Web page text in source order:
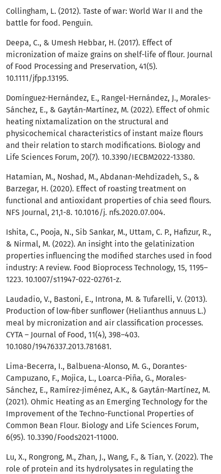
Collingham, L. (2012). Taste of war: World War II and the
battle for food. Penguin.
Deepa, C., & Umesh Hebbar, H. (2017). Effect of
micronization of maize grains on shelf-life of flour. Journal
of Food Processing and Preservation, 41(5).
10.1111/jfpp.13195.
Domínguez-Hernández, E., Rangel-Hernández, J., Morales-
Sánchez, E., & Gaytán-Martínez, M. (2022). Effect of ohmic
heating nixtamalization on the structural and
physicochemical characteristics of instant maize flours
and their relation to starch modifications. Biology and
Life Sciences Forum, 20(7). 10.3390/IECBM2022-13380.
Hatamian, M., Noshad, M., Abdanan-Mehdizadeh, S., &
Barzegar, H. (2020). Effect of roasting treatment on
functional and antioxidant properties of chia seed flours.
NFS Journal, 21,1-8. 10.1016/j. nfs.2020.07.004.
Ishita, C., Pooja, N., Sib Sankar, M., Uttam, C. P., Hafizur, R.,
& Nirmal, M. (2022). An insight into the gelatinization
properties influencing the modified starches used in food
industry: A review. Food Bioprocess Technology, 15, 1195–
1223. 10.1007/s11947-022-02761-z.
Laudadio, V., Bastoni, E., Introna, M. & Tufarelli, V. (2013).
Production of low-fiber sunflower (Helianthus annuus L.)
meal by micronization and air classification processes.
CYTA – Journal of Food, 11(4), 398–403.
10.1080/19476337.2013.781681.
Lima-Becerra, I., Balbuena-Alonso, M. G., Dorantes-
Campuzano, F., Mojica, L., Loarca-Piña, G., Morales-
Sánchez, E., Ramírez-Jiménez, A.K., & Gaytán-Martínez, M.
(2021). Ohmic Heating as an Emerging Technology for the
Improvement of the Techno-Functional Properties of
Common Bean Flour. Biology and Life Sciences Forum,
6(95). 10.3390/Foods2021-11000.
Lu, X., Rongrong, M., Zhan, J., Wang, F., & Tian, Y. (2022). The
role of protein and its hydrolysates in regulating the